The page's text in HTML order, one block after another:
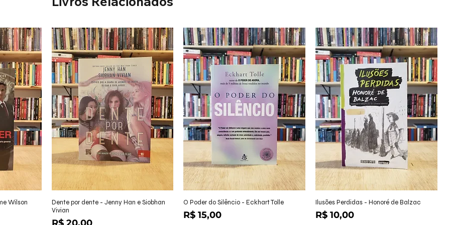
Wilson Visualização rápida
Dente por dente - Jenny Han e Siobhan
Vivian
Preço
Visualização rápida
O Poder do Silêncio - Eckhart Tolle
Preço
R$ 15,00
Visualização rápida
Ilusões Perdidas - Honoré de Balzac
Preço
R$ 10,00